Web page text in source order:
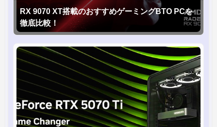
RX 9070 XT搭載のおすすめゲーミングBTO PCを
徹底比較！